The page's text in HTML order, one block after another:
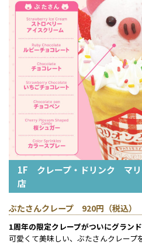
1F クレープ・ドリンク マリ
店
ぶたさんクレープ 920円（税込）
1周年の限定クレープがついにグラン
可愛くて美味しい、ぶたさんクレープ